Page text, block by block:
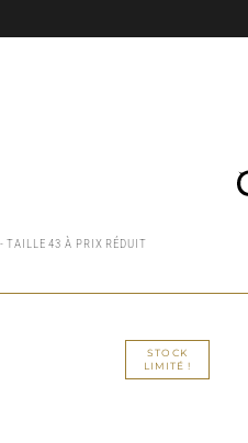
TAILLE 43 À PRIX RÉDUIT
STOCK
LIMITÉ !